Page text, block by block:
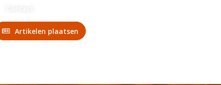
Artikelen plaatsen